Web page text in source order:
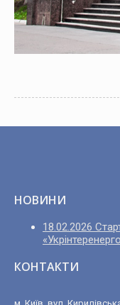
НОВИНИ
18.02.2026
КОНТАКТИ